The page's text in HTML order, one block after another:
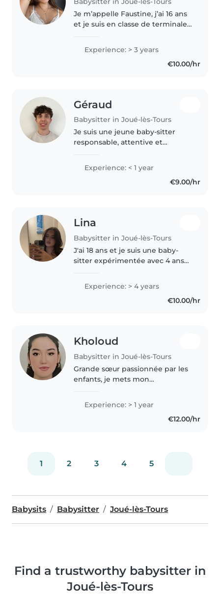
Je m’appelle Faustine, j’ai 16 ans
et je suis en classe de terminale
STD2A. J’ai de l’expérience dans
Experience: > 3 years
€10.00/hr
Géraud
Babysitter in Joué-lès-Tours
Je suis une jeune baby-sitter
responsable, attentive et
de vos enfants. Bien que je
débute dans le domaine, je
possède un permis de conduire
Experience: < 1 year
€9.00/hr
Lina
Babysitter in Joué-lès-Tours
J'ai 18 ans et je suis une baby-
sitter expérimentée avec 4 ans
de tous âges car j'ai beaucoup eu
à m'occuper de mon frère et ma
Experience: > 4 years
€10.00/hr
Kholoud
Babysitter in Joué-lès-Tours
Grande sœur passionnée par les
enfants, je mets mon
familiale au service de vos petits :
jeux, repas, routine et
Experience: > 1 year
€12.00/hr
1 2 3 4 5
Babysits Babysitter Joué-lès-Tours
Find a trustworthy babysitter in
Joué-lès-Tours